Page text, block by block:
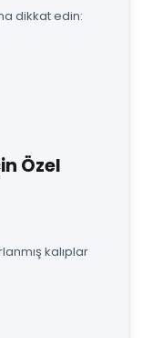
dikkat edin:
Özel
kalıplar